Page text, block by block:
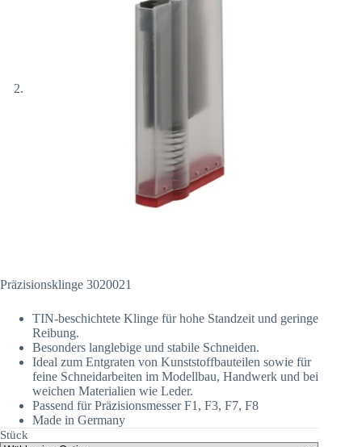
Präzisionsklinge 3020021
TIN-beschichtete Klinge für hohe Standzeit und geringe
Reibung.
Besonders langlebige und stabile Schneiden.
Ideal zum Entgraten von Kunststoffbauteilen sowie für
feine Schneidarbeiten im Modellbau, Handwerk und bei
weichen Materialien wie Leder.
Passend für Präzisionsmesser F1, F3, F7, F8
Made in Germany
Stück